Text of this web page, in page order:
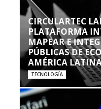
CIRCULARTEC
PLATAFORMA
MAPEAR E
PÚBLICAS DE
AMÉRICA
TECNOLOGÍA